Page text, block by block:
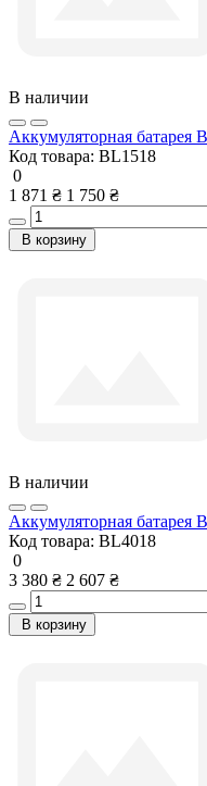
В наличии
Аккумуляторная
Код товара: BL1518
0
1 871 ₴ 1 750 ₴
В корзину
В наличии
Аккумуляторная
Код товара: BL4018
0
3 380 ₴ 2 607 ₴
В корзину